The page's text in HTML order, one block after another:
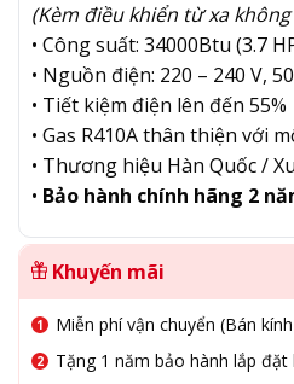
(Kèm điều khiển từ xa
• Công suất: 34000Btu (3.7
• Nguồn điện: 220 – 240 V,
• Tiết kiệm điện lên đến 55%
• Gas R410A thân thiện với
• Thương hiệu Hàn Quốc /
• Bảo hành chính hãng 2
Khuyến mãi
Miễn phí vận chuyển (Bán
Tặng 1 năm bảo hành lắp